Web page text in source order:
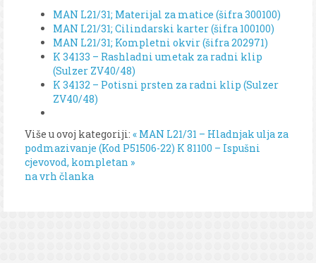
MAN L21/31; Materijal za matice (šifra 300100)
MAN L21/31; Cilindarski karter (šifra 100100)
MAN L21/31; Kompletni okvir (šifra 202971)
K 34133 – Rashladni umetak za radni klip
(Sulzer ZV40/48)
K 34132 – Potisni prsten za radni klip (Sulzer
ZV40/48)
Više u ovoj kategoriji: « MAN L21/31 – Hladnjak ulja za
podmazivanje (Kod P51506-22) K 81100 – Ispušni
cjevovod, kompletan »
na vrh članka